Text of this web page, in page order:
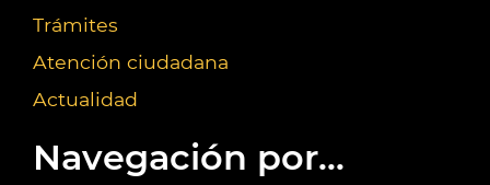
Trámites
Atención ciudadana
Actualidad
Navegación por...